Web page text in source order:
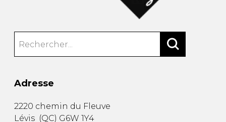
Adresse
2220 chemin du Fleuve
Lévis (QC) G6W 1Y4